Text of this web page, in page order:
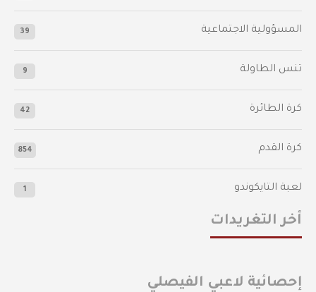
المسؤولية الاجتماعية 39
تنس الطاولة 9
كرة الطائرة 42
كرة القدم 854
لعبة التايكوندو 1
أخر التغريدات
إحصائية لاعبي الفيصلي